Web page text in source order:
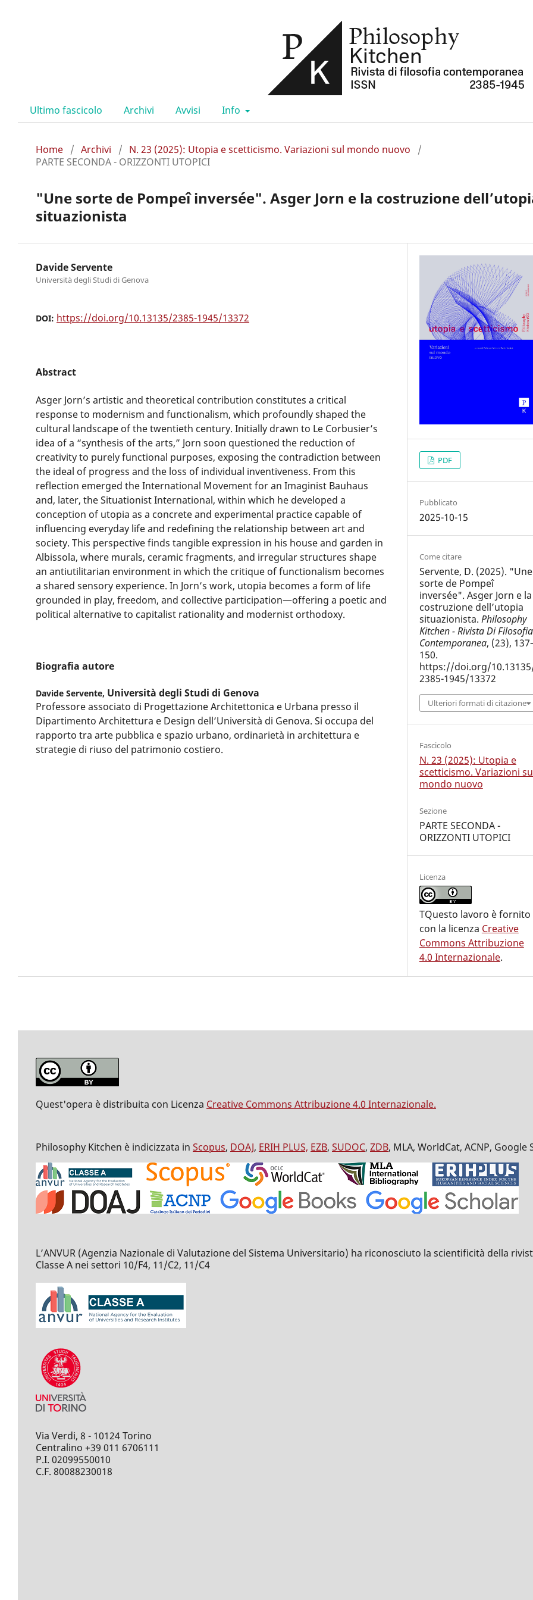
Ultimo fascicolo Archivi Avvisi Info
Home / Archivi / N. 23 (2025): Utopia e scetticismo. Variazioni sul mondo nuovo
/
PARTE SECONDA - ORIZZONTI UTOPICI
"Une sorte de Pompeî inversée". Asger Jorn e la costruzione
situazionista
Davide Servente
Università degli Studi di Genova
DOI: https://doi.org/10.13135/2385-1945/13372
Abstract
Asger Jorn’s artistic and theoretical contribution constitutes a critical
response to modernism and functionalism, which profoundly shaped the
cultural landscape of the twentieth century. Initially drawn to Le Corbusier’s
idea of a “synthesis of the arts,” Jorn soon questioned the reduction of
creativity to purely functional purposes, exposing the contradiction between
the ideal of progress and the loss of individual inventiveness. From this
reflection emerged the International Movement for an Imaginist Bauhaus
and, later, the Situationist International, within which he developed a
conception of utopia as a concrete and experimental practice capable of
influencing everyday life and redefining the relationship between art and
society. This perspective finds tangible expression in his house and garden in
Albissola, where murals, ceramic fragments, and irregular structures shape
an antiutilitarian environment in which the critique of functionalism becomes
a shared sensory experience. In Jorn’s work, utopia becomes a form of life
grounded in play, freedom, and collective participation—offering a poetic and
political alternative to capitalist rationality and modernist orthodoxy.
Biografia autore
Davide Servente, Università degli Studi di Genova
Professore associato di Progettazione Architettonica e Urbana presso il
Dipartimento Architettura e Design dell’Università di Genova. Si occupa del
rapporto tra arte pubblica e spazio urbano, ordinarietà in architettura e
strategie di riuso del patrimonio costiero.
PDF
Pubblicato
2025-10-15
Come citare
Servente, D. (2025). "Une
sorte de Pompeî
inversée". Asger Jorn e la
costruzione dell’utopia
situazionista. Philosophy
Kitchen - Rivista Di Filosofia
Contemporanea, (23),
150.
https://doi.org/
2385-1945/13372
Ulteriori formati di citazione
Fascicolo
N. 23 (2025): Utopia e
scetticismo. Variazioni
mondo nuovo
Sezione
PARTE SECONDA -
ORIZZONTI UTOPICI
Licenza
TQuesto lavoro è fornito
con la licenza Creative
Commons Attribuzione
4.0 Internazionale.
Quest'opera è distribuita con Licenza Creative Commons Attribuzione 4.0 Internazionale.
Philosophy Kitchen è indicizzata in Scopus, DOAJ, ERIH PLUS, EZB, SUDOC, ZDB, MLA, WorldCat, ACNP,
L’ANVUR (Agenzia Nazionale di Valutazione del Sistema Universitario) ha riconosciuto la scientificità della
Classe A nei settori 10/F4, 11/C2, 11/C4
Via Verdi, 8 - 10124 Torino
Centralino +39 011 6706111
P.I. 02099550010
C.F. 80088230018